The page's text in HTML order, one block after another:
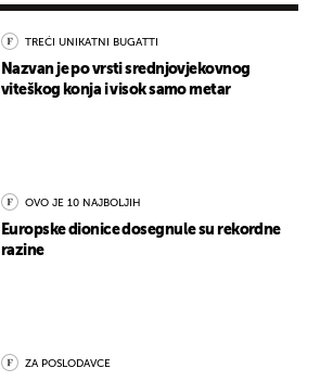
TREĆI UNIKATNI BUGATTI
Nazvan je po vrsti srednjovjekovnog
viteškog konja i visok samo metar
OVO JE 10 NAJBOLJIH
Europske dionice dosegnule su rekordne
razine
ZA POSLODAVCE